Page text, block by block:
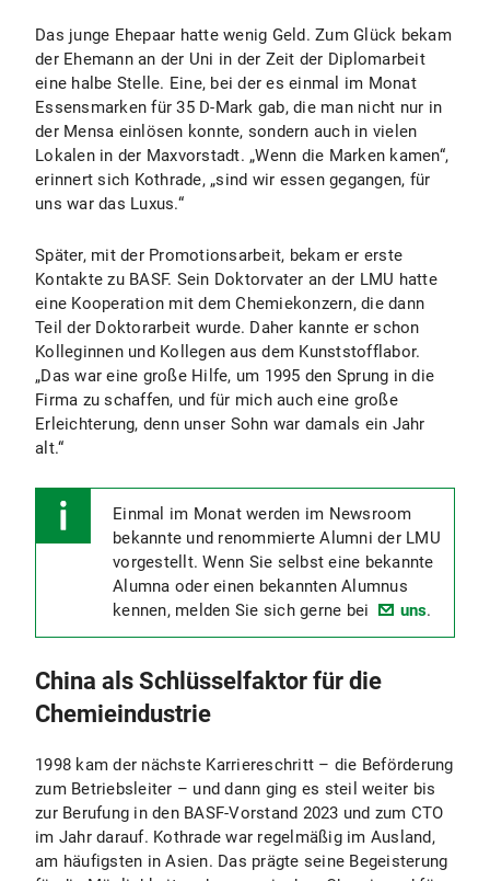
Das junge Ehepaar hatte wenig Geld. Zum Glück bekam
der Ehemann an der Uni in der Zeit der Diplomarbeit
eine halbe Stelle. Eine, bei der es einmal im Monat
Essensmarken für 35 D-Mark gab, die man nicht nur in
der Mensa einlösen konnte, sondern auch in vielen
Lokalen in der Maxvorstadt. „Wenn die Marken kamen“,
erinnert sich Kothrade, „sind wir essen gegangen, für
uns war das Luxus.“
Später, mit der Promotionsarbeit, bekam er erste
Kontakte zu BASF. Sein Doktorvater an der LMU hatte
eine Kooperation mit dem Chemiekonzern, die dann
Teil der Doktorarbeit wurde. Daher kannte er schon
Kolleginnen und Kollegen aus dem Kunststofflabor.
„Das war eine große Hilfe, um 1995 den Sprung in die
Firma zu schaffen, und für mich auch eine große
Erleichterung, denn unser Sohn war damals ein Jahr
alt.“
Einmal im Monat werden im Newsroom
bekannte und renommierte Alumni der LMU
vorgestellt. Wenn Sie selbst eine bekannte
Alumna oder einen bekannten Alumnus
kennen, melden Sie sich gerne bei
uns.
China als Schlüsselfaktor für die
Chemieindustrie
1998 kam der nächste Karriereschritt – die Beförderung
zum Betriebsleiter – und dann ging es steil weiter bis
zur Berufung in den BASF-Vorstand 2023 und zum CTO
im Jahr darauf. Kothrade war regelmäßig im Ausland,
am häufigsten in Asien. Das prägte seine Begeisterung